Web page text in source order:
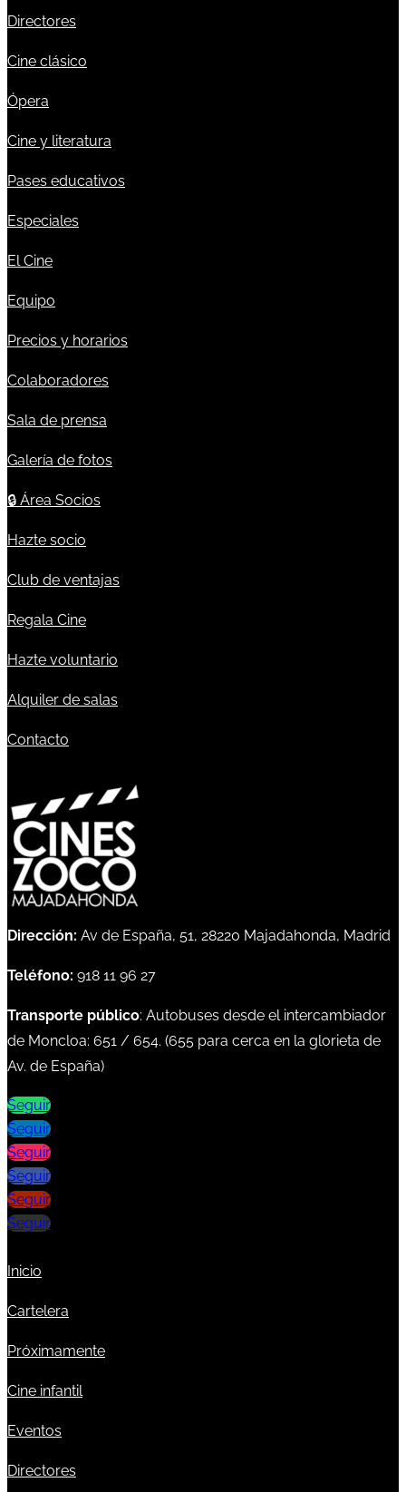
Directores
Cine clásico
Ópera
Cine y literatura
Pases educativos
Especiales
El Cine
Equipo
Precios y horarios
Colaboradores
Sala de prensa
Galería de fotos
🔒 Área Socios
Hazte socio
Club de ventajas
Regala Cine
Hazte voluntario
Alquiler de salas
Contacto
Dirección: Av de España, 51, 28220 Majadahonda, Madrid
Teléfono: 918 11 96 27
Transporte público: Autobuses desde el intercambiador
de Moncloa: 651 / 654. (655 para cerca en la glorieta de
Av. de España)
Seguir
Seguir
Seguir
Seguir
Seguir
Seguir
Inicio
Cartelera
Próximamente
Cine infantil
Eventos
Directores